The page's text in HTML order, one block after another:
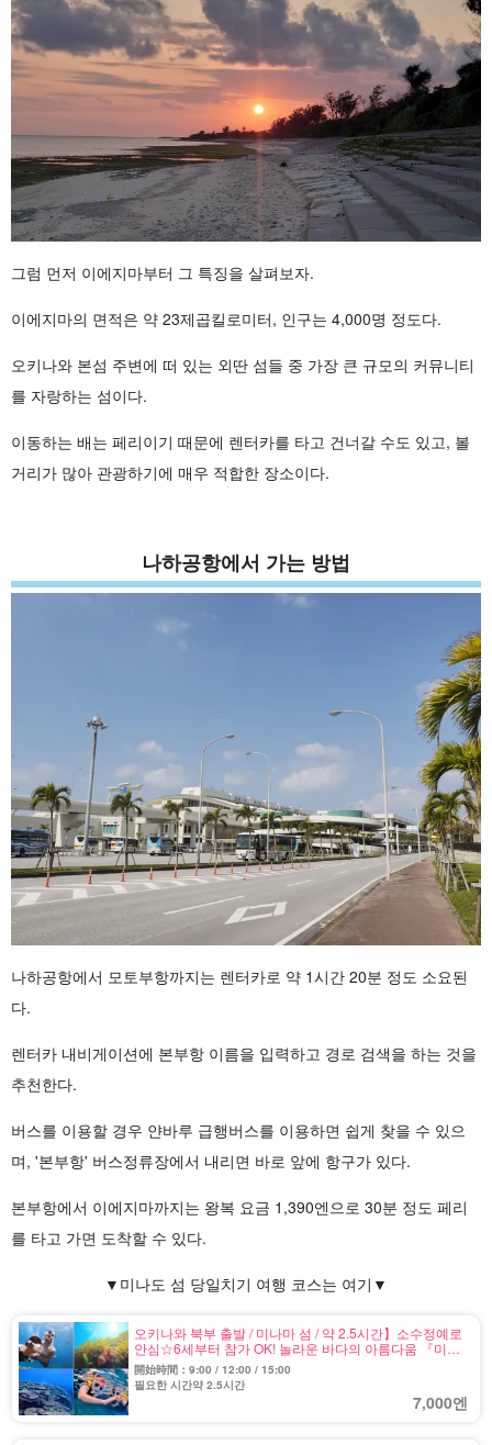
그럼 먼저 이에지마부터 그 특징을 살펴보자.
이에지마의 면적은 약 23제곱킬로미터, 인구는 4,000명 정도다.
오키나와 본섬 주변에 떠 있는 외딴 섬들 중 가장 큰 규모의 커뮤니티
를 자랑하는 섬이다.
이동하는 배는 페리이기 때문에 렌터카를 타고 건너갈 수도 있고, 볼
거리가 많아 관광하기에 매우 적합한 장소이다.
나하공항에서 가는 방법
나하공항에서 모토부항까지는 렌터카로 약 1시간 20분 정도 소요된
다.
렌터카 내비게이션에 본부항 이름을 입력하고 경로 검색을 하는 것을
추천한다.
버스를 이용할 경우 얀바루 급행버스를 이용하면 쉽게 찾을 수 있으
며, '본부항' 버스정류장에서 내리면 바로 앞에 항구가 있다.
본부항에서 이에지마까지는 왕복 요금 1,390엔으로 30분 정도 페리
를 타고 가면 도착할 수 있다.
▼미나도 섬 당일치기 여행 코스는 여기▼
오키나와 북부 출발 / 미나마 섬 / 약 2.5시간】소수정예로
안심☆6세부터 참가 OK! 놀라운 바다의 아름다움 『미나
마 섬』보트 스노클링 투어★사진 무료 (No.604)
開始時間：9:00 / 12:00 / 15:00
필요한 시간약 2.5시간
7,000엔